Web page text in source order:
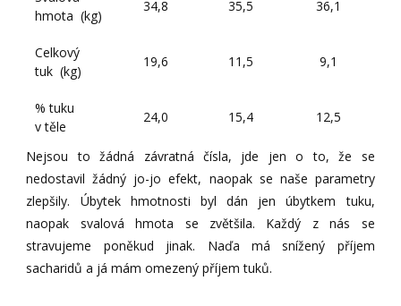
hmota (kg)
34,8 35,5 36,1
Celkový
tuk (kg)
19,6 11,5 9,1
% tuku
v těle
24,0 15,4 12,5
Nejsou to žádná závratná čísla, jde jen o to, že se
nedostavil žádný jo-jo efekt, naopak se naše parametry
zlepšily. Úbytek hmotnosti byl dán jen úbytkem tuku,
naopak svalová hmota se zvětšila. Každý z nás se
stravujeme poněkud jinak. Naďa má snížený příjem
sacharidů a já mám omezený příjem tuků.